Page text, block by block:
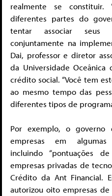
realmente se constituir.
diferentes partes do
tentar associar seus
conjuntamente na
Dai, professor e diretor
da Universidade
crédito social. “Você tem
ao mesmo tempo das
diferentes tipos de
Por exemplo, o governo
empresas em algumas
incluindo “pontuações
empresas privadas de
Crédito da Ant Financial.
autorizou oito empresas